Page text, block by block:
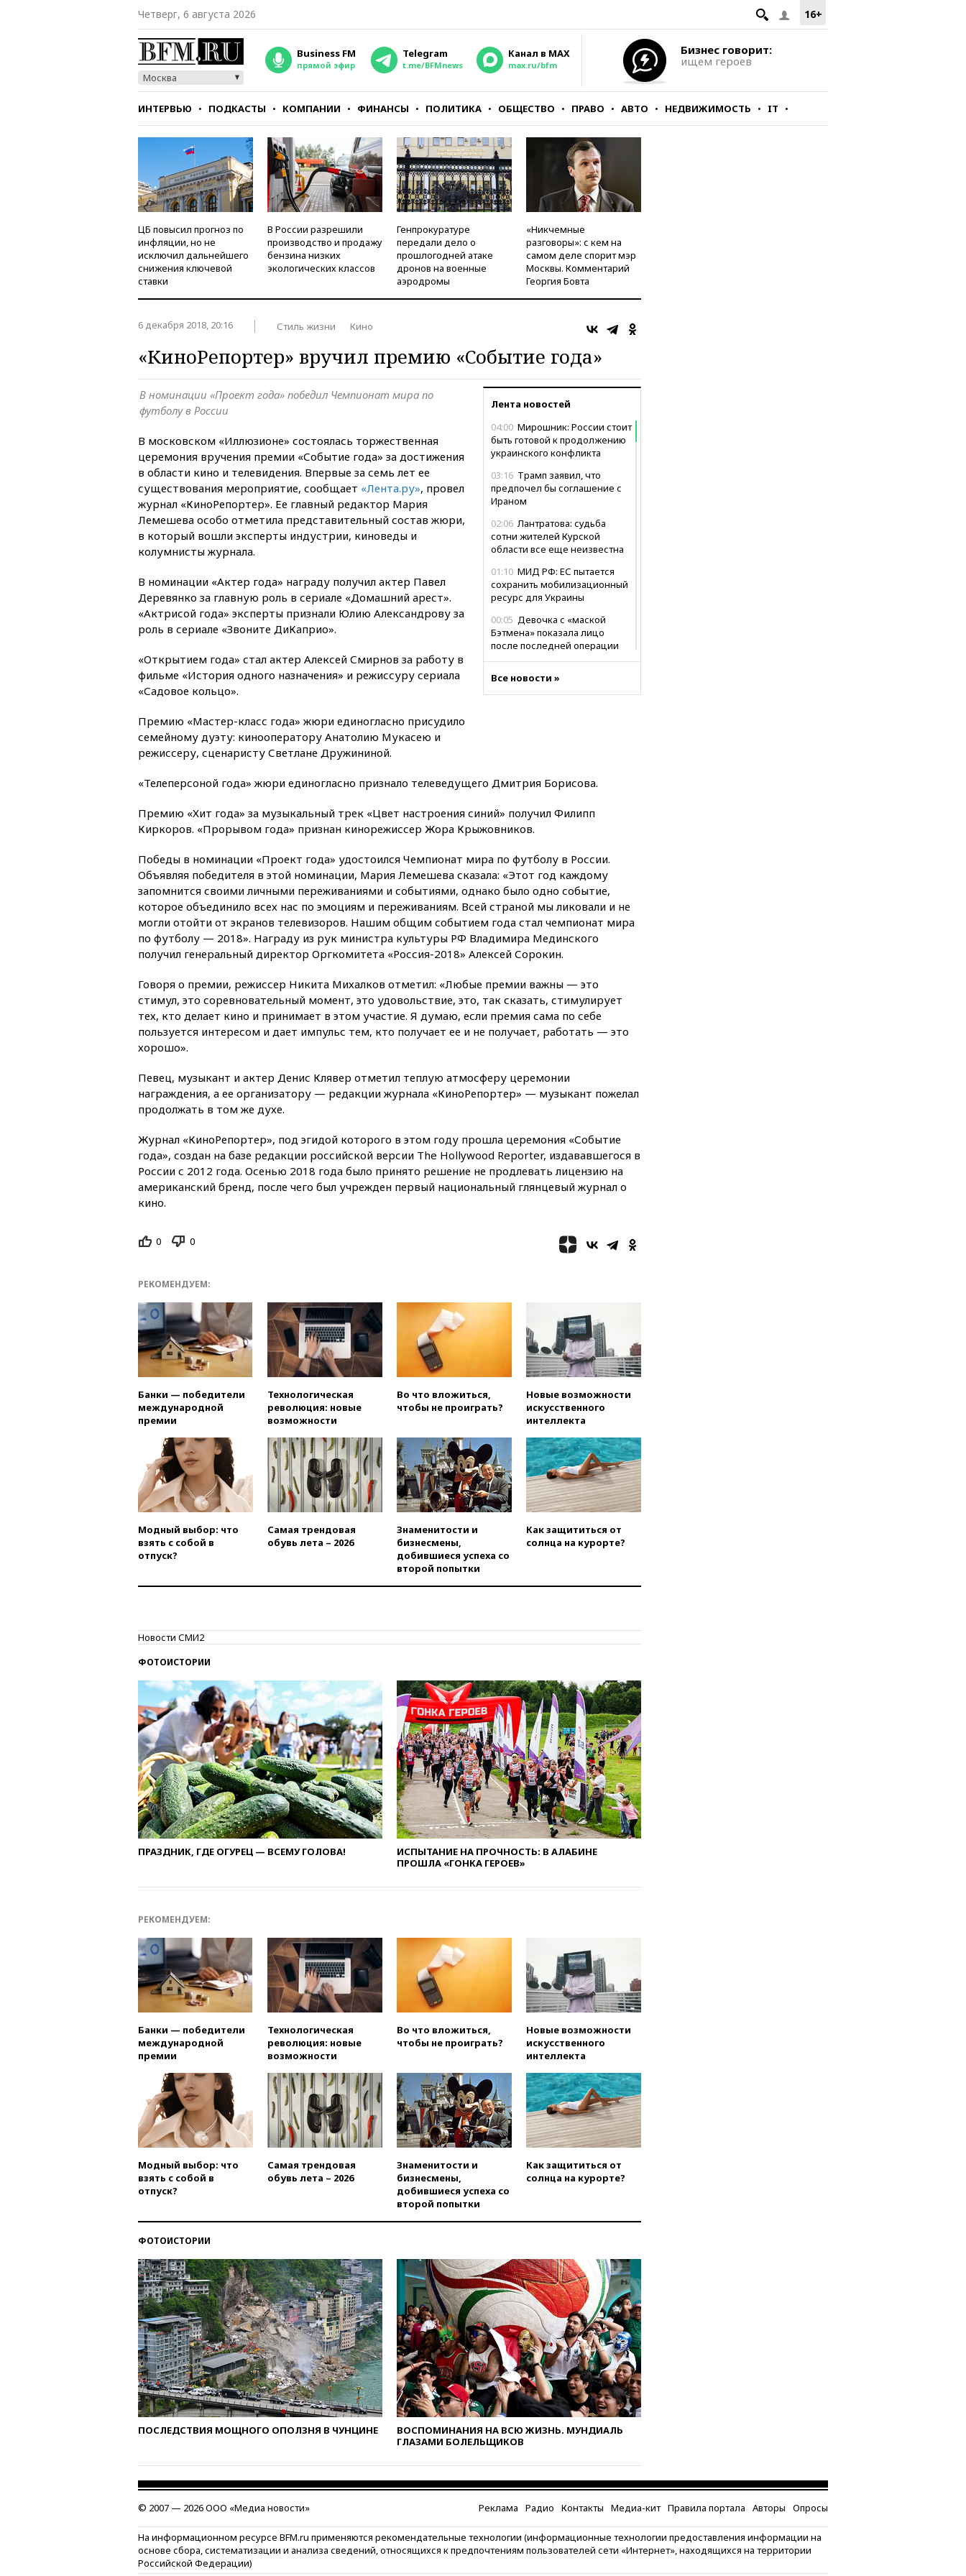
16+
Четверг, 6 августа 2026
Москва
Business FM
прямой эфир
Telegram
t.me/BFMnews
Канал в MAX
max.ru/bfm
Бизнес говорит:
ищем героев
ИНТЕРВЬЮ ПОДКАСТЫ КОМПАНИИ ФИНАНСЫ ПОЛИТИКА ОБЩЕСТВО ПРАВО АВТО НЕДВИЖИМОСТЬ IT
СТИЛЬ ТЕСТЫ
ЦБ повысил прогноз по
инфляции, но не
исключил дальнейшего
снижения ключевой
ставки
В России разрешили
производство и продажу
бензина низких
экологических классов
Генпрокуратуре
передали дело о
прошлогодней атаке
дронов на военные
аэродромы
«Никчемные
разговоры»: с кем на
самом деле спорит мэр
Москвы. Комментарий
Георгия Бовта
6 декабря 2018, 20:16 Стиль жизни Кино
«КиноРепортер» вручил премию «Событие года»
Лента новостей
04:00 Мирошник: России стоит
быть готовой к продолжению
украинского конфликта
03:16 Трамп заявил, что
предпочел бы соглашение с
Ираном
02:06 Лантратова: судьба
сотни жителей Курской
области все еще неизвестна
01:10 МИД РФ: ЕС пытается
сохранить мобилизационный
ресурс для Украины
00:05 Девочка с «маской
Бэтмена» показала лицо
после последней операции
историка Артема Кирпиченка
арестовали в Израиле
Сеуте набрал миллион
вчера, 22:49
производства телевизоров в
РФ
вчера, 22:35Семь грузовых
вагонов сошли с рельсов в
Оренбургской области
вчера, 22:22
Минфин: в июле
выросли нефтегазовые
вчера, 22:15
согласовал первый стандарт
исламского банкинга
пройдет в Саудовской Аравии
вчера, 21:35
Машков: в РФ
искусства до 2035 года
вчера, 21:21
РФ разрешило продажу
бензина старых
Машковым 150-летие Союза
театральных деятелей
47 из 50 штатов США
ПВО за 12 часов
сбила 200 украинских
беспилотников
вчера, 20:20Третий комплект
ЧЕ российские синхронистки
вчера, 20:15 ТАСС: жизни
после взрыва ничего не
угрожает
вчера, 20:08По всей Грузии
снова отключилось
электричество
вчера, 20:00 Зеленский связал
дефицит ракет с попыткой
Запада принудить Киев к
вчера, 19:45Памфилова: ЦИК
выборов
в Госдуму
вчера, 19:25Путин
прокомментировал первый
номер «Единой России» в
бюллетене
вчера, 19:15Путин обсудил с
Памфиловой подготовку к
единому дню голосования
вчера, 18:56Wildberries
отрицает перенос основной
логистики за пределы России
вчера, 18:45
обвинений в насилии
вчера, 18:28
Выборы ректора
ГИТИСа перенесены на «после
1 ноября»
вчера, 18:15Путин указал на
нехватку врачей в
Белгородской области
вчера, 17:58ЕС отменил
временную защиту для
военнообязанных украинцев
вчера, 17:45Шуваев сообщил
об учащении атак ВСУ на
Белгородскую область
вчера, 17:35 Шуваев за два с
половиной месяца посетил
все округа Белгородской
Белгородской области
Шуваевым
вчера, 17:20«Ведомости»:
начальник тыла Санчик не
справился с возросшими
объемами работ
вчера, 17:15В аэропорту Сочи
введен план «Ковер»
вчера, 16:55 При атаке дрона
ВСУ на больницу в Донецке
погибла женщина
вчера, 16:45 Франция уже три
года не выдает визу
дипломату РФ
вчера, 16:35ПВО сбила еще
ЦНИИмаш в Королеве
произошел пожар
Все новости »
В номинации «Проект года» победил Чемпионат мира по
футболу в России
В московском «Иллюзионе» состоялась торжественная
церемония вручения премии «Событие года» за достижения
в области кино и телевидения. Впервые за семь лет ее
существования мероприятие, сообщает «Лента.ру», провел
журнал «КиноРепортер». Ее главный редактор Мария
Лемешева особо отметила представительный состав жюри,
в который вошли эксперты индустрии, киноведы и
колумнисты журнала.
В номинации «Актер года» награду получил актер Павел
Деревянко за главную роль в сериале «Домашний арест».
«Актрисой года» эксперты признали Юлию Александрову за
роль в сериале «Звоните ДиКаприо».
«Открытием года» стал актер Алексей Смирнов за работу в
фильме «История одного назначения» и режиссуру сериала
«Садовое кольцо».
Премию «Мастер-класс года» жюри единогласно присудило
семейному дуэту: кинооператору Анатолию Мукасею и
режиссеру, сценаристу Светлане Дружининой.
«Телеперсоной года» жюри единогласно признало телеведущего Дмитрия Борисова.
Премию «Хит года» за музыкальный трек «Цвет настроения синий» получил Филипп
Киркоров. «Прорывом года» признан кинорежиссер Жора Крыжовников.
Победы в номинации «Проект года» удостоился Чемпионат мира по футболу в России.
Объявляя победителя в этой номинации, Мария Лемешева сказала: «Этот год каждому
запомнится своими личными переживаниями и событиями, однако было одно событие,
которое объединило всех нас по эмоциям и переживаниям. Всей страной мы ликовали и не
могли отойти от экранов телевизоров. Нашим общим событием года стал чемпионат мира
по футболу — 2018». Награду из рук министра культуры РФ Владимира Мединского
получил генеральный директор Оргкомитета «Россия-2018» Алексей Сорокин.
Говоря о премии, режиссер Никита Михалков отметил: «Любые премии важны — это
стимул, это соревновательный момент, это удовольствие, это, так сказать, стимулирует
тех, кто делает кино и принимает в этом участие. Я думаю, если премия сама по себе
пользуется интересом и дает импульс тем, кто получает ее и не получает, работать — это
хорошо».
Певец, музыкант и актер Денис Клявер отметил теплую атмосферу церемонии
награждения, а ее организатору — редакции журнала «КиноРепортер» — музыкант пожелал
продолжать в том же духе.
Журнал «КиноРепортер», под эгидой которого в этом году прошла церемония «Событие
года», создан на базе редакции российской версии The Hollywood Reporter, издававшегося в
России с 2012 года. Осенью 2018 года было принято решение не продлевать лицензию на
американский бренд, после чего был учрежден первый национальный глянцевый журнал о
кино.
0 0
РЕКОМЕНДУЕМ:
Банки — победители
международной
премии
Технологическая
революция: новые
возможности
Во что вложиться,
чтобы не проиграть?
Новые возможности
искусственного
интеллекта
Модный выбор: что
взять с собой в
отпуск?
Самая трендовая
обувь лета – 2026
Знаменитости и
бизнесмены,
добившиеся успеха со
второй попытки
Как защититься от
солнца на курорте?
Новости СМИ2
ФОТОИСТОРИИ
ПРАЗДНИК, ГДЕ ОГУРЕЦ — ВСЕМУ ГОЛОВА!
ИСПЫТАНИЕ НА ПРОЧНОСТЬ: В АЛАБИНЕ
ПРОШЛА «ГОНКА ГЕРОЕВ»
РЕКОМЕНДУЕМ:
Банки — победители
международной
премии
Технологическая
революция: новые
возможности
Во что вложиться,
чтобы не проиграть?
Новые возможности
искусственного
интеллекта
Модный выбор: что
взять с собой в
отпуск?
Самая трендовая
обувь лета – 2026
Знаменитости и
бизнесмены,
добившиеся успеха со
второй попытки
Как защититься от
солнца на курорте?
ФОТОИСТОРИИ
ПОСЛЕДСТВИЯ МОЩНОГО ОПОЛЗНЯ В ЧУНЦИНЕ
ВОСПОМИНАНИЯ НА ВСЮ ЖИЗНЬ. МУНДИАЛЬ
ГЛАЗАМИ БОЛЕЛЬЩИКОВ
© 2007 — 2026 ООО «Медиа новости» Реклама Радио Контакты Медиа-кит Правила портала Авторы Опросы
На информационном ресурсе BFM.ru применяются рекомендательные технологии (информационные технологии предоставления информации на
основе сбора, систематизации и анализа сведений, относящихся к предпочтениям пользователей сети «Интернет», находящихся на территории
Российской Федерации)